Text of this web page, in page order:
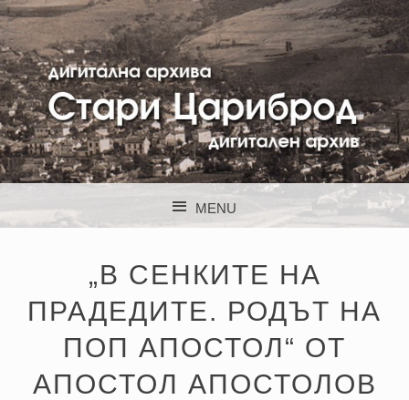
STARI CARIBROD
MENU
„В СЕНКИТЕ НА
ПРАДЕДИТЕ. РОДЪТ НА
ПОП АПОСТОЛ“ ОТ
АПОСТОЛ АПОСТОЛОВ